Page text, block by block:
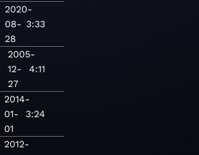
2020-
08-
28
3:33
2005-
12-
27
4:11
2014-
01-
01
3:24
2012-